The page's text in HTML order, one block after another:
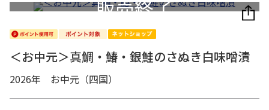
＜お中元＞真鯛・鰆・銀鮭のさぬき白味噌漬
2026年 お中元（四国）